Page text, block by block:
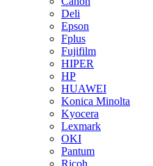
Deli
Epson
Fplus
Fujifilm
HIPER
HP
HUAWEI
Konica Minolta
Kyocera
Lexmark
OKI
Pantum